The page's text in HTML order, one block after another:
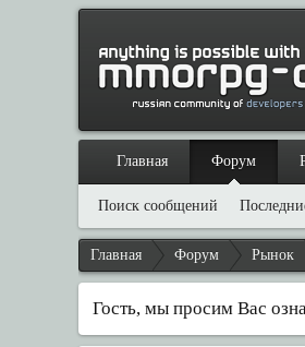
Главная Форум Рынок
Гость, мы просим Вас
Главная Форум
Поиск сообщений